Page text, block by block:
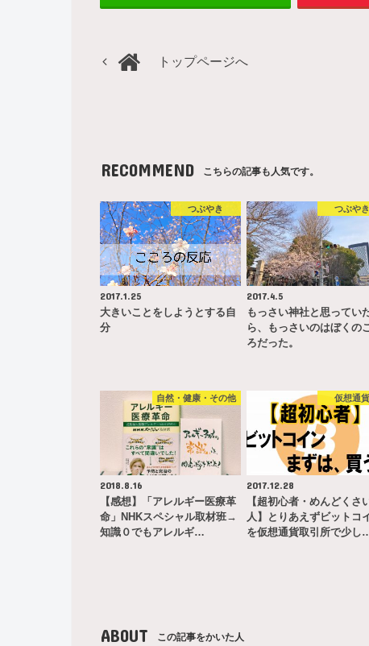
トップページへ
RECOMMEND こちらの記事も人気です。
つぶやき
2017.1.25
大きいことをしようとする自
分
つぶやき
2017.4.5
もっさい神社と思ってい
ら、もっさいのはぼくの
ろだった。
自然・健康・その他
2018.8.16
【感想】「アレルギー医療革
命」NHKスペシャル取材班→
知識０でもアレルギ…
仮想通貨
2017.12.28
【超初心者・めんどくさ
人】とりあえずビットコ
を仮想通貨取引所で少し
ABOUT この記事をかいた人